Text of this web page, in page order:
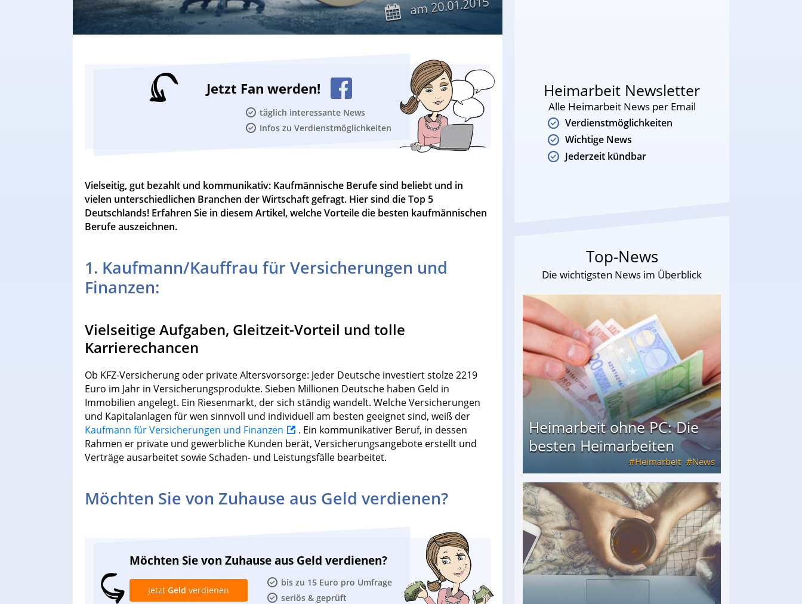
am
Jetzt Fan werden!
täglich interessante News
Infos zu Verdienstmöglichkeiten
Vielseitig, gut bezahlt und kommunikativ: Kaufmännische Berufe sind beliebt und in
vielen unterschiedlichen Branchen der Wirtschaft gefragt. Hier sind die Top 5
Deutschlands! Erfahren Sie in diesem Artikel, welche Vorteile die besten kaufmännischen
Berufe auszeichnen.
1. Kaufmann/Kauffrau für Versicherungen und
Finanzen:
Vielseitige Aufgaben, Gleitzeit-Vorteil und tolle
Karrierechancen
Ob KFZ-Versicherung oder private Altersvorsorge: Jeder Deutsche investiert stolze 2219
Euro im Jahr in Versicherungsprodukte. Sieben Millionen Deutsche haben Geld in
Immobilien angelegt. Ein Riesenmarkt, der sich ständig wandelt. Welche Versicherungen
und Kapitalanlagen für wen sinnvoll und individuell am besten geeignet sind, weiß der
Kaufmann für Versicherungen und Finanzen
. Ein kommunikativer Beruf, in dessen
Rahmen er private und gewerbliche Kunden berät, Versicherungsangebote erstellt und
Verträge ausarbeitet sowie Schaden- und Leistungsfälle bearbeitet.
Möchten Sie von Zuhause aus Geld verdienen?
Möchten Sie von Zuhause aus Geld verdienen?
bis zu 15 Euro pro Umfrage
seriös & geprüft
Jetzt Geld verdienen
Heimarbeit Newsletter
Alle Heimarbeit News per Email
Verdienstmöglichkeiten
Wichtige News
Jederzeit kündbar
Top-News
Die wichtigsten News im Überblick
Heimarbeit ohne PC: Die
besten Heimarbeiten
Heimarbeit News
Heimarbeit ohne PC: Die besten Heimarbeiten